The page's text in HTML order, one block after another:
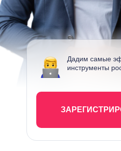
Дадим самые
инструменты